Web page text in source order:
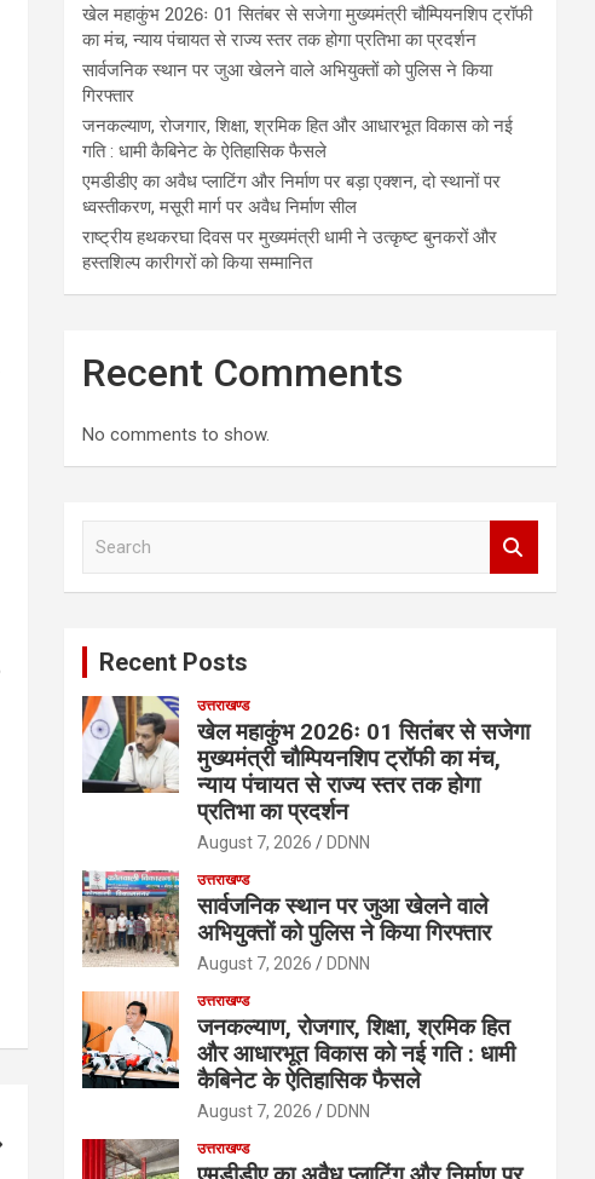
खेल महाकुंभ 2026ः 01 सितंबर से सजेगा मुख्यमंत्री चौम्पियनशिप ट्रॉफी
का मंच, न्याय पंचायत से राज्य स्तर तक होगा प्रतिभा का प्रदर्शन
सार्वजनिक स्थान पर जुआ खेलने वाले अभियुक्तों को पुलिस ने किया
गिरफ्तार
जनकल्याण, रोजगार, शिक्षा, श्रमिक हित और आधारभूत विकास को नई
गति : धामी कैबिनेट के ऐतिहासिक फैसले
एमडीडीए का अवैध प्लाटिंग और निर्माण पर बड़ा एक्शन, दो स्थानों पर
ध्वस्तीकरण, मसूरी मार्ग पर अवैध निर्माण सील
राष्ट्रीय हथकरघा दिवस पर मुख्यमंत्री धामी ने उत्कृष्ट बुनकरों और
हस्तशिल्प कारीगरों को किया सम्मानित
Recent Comments
No comments to show.
Recent Posts
उत्तराखण्ड
खेल महाकुंभ 2026ः 01 सितंबर से सजेगा
मुख्यमंत्री चौम्पियनशिप ट्रॉफी का मंच,
न्याय पंचायत से राज्य स्तर तक होगा
प्रतिभा का प्रदर्शन
August 7, 2026 DDNN
उत्तराखण्ड
सार्वजनिक स्थान पर जुआ खेलने वाले
अभियुक्तों को पुलिस ने किया गिरफ्तार
August 7, 2026 DDNN
उत्तराखण्ड
जनकल्याण, रोजगार, शिक्षा, श्रमिक हित
और आधारभूत विकास को नई गति : धामी
कैबिनेट के ऐतिहासिक फैसले
August 7, 2026 DDNN
उत्तराखण्ड